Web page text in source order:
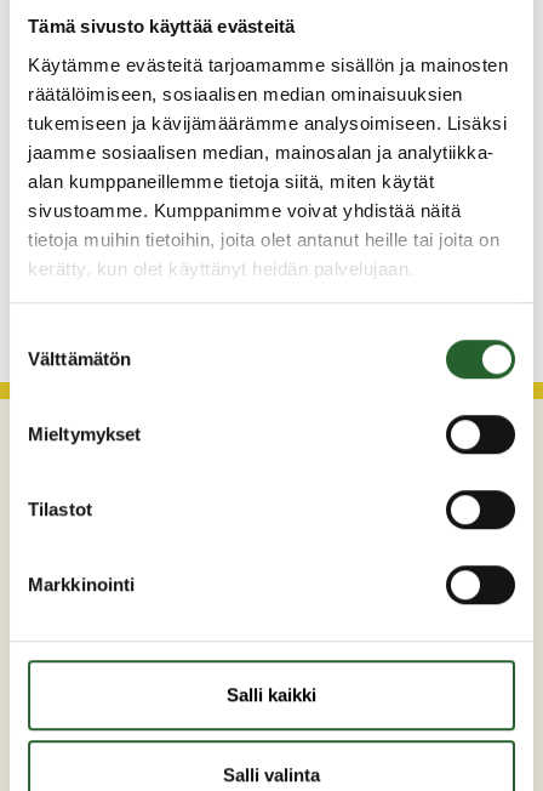
Tämä sivusto käyttää evästeitä
Käytämme evästeitä tarjoamamme sisällön ja mainosten
räätälöimiseen, sosiaalisen median ominaisuuksien
tukemiseen ja kävijämäärämme analysoimiseen. Lisäksi
jaamme sosiaalisen median, mainosalan ja analytiikka-
alan kumppaneillemme tietoja siitä, miten käytät
sivustoamme. Kumppanimme voivat yhdistää näitä
tietoja muihin tietoihin, joita olet antanut heille tai joita on
kerätty, kun olet käyttänyt heidän palvelujaan.
valinta
Välttämätön
Mieltymykset
Tilastot
Markkinointi
Salli kaikki
Salli valinta
Monitoimitalon kirjasto menee kiinni
perjantaina klo 12.00
3.8.2026
Henkilömuutoksia maaseutuhallinnossa
29.7.2026
Asfaltointityöt taajamassa myöhästyvät
KATSO KAIKKI
Maaherrankatu 7
89200 Puolanka
kunta(at)puolanka.fi
etunimi.sukunimi@puolanka.fi